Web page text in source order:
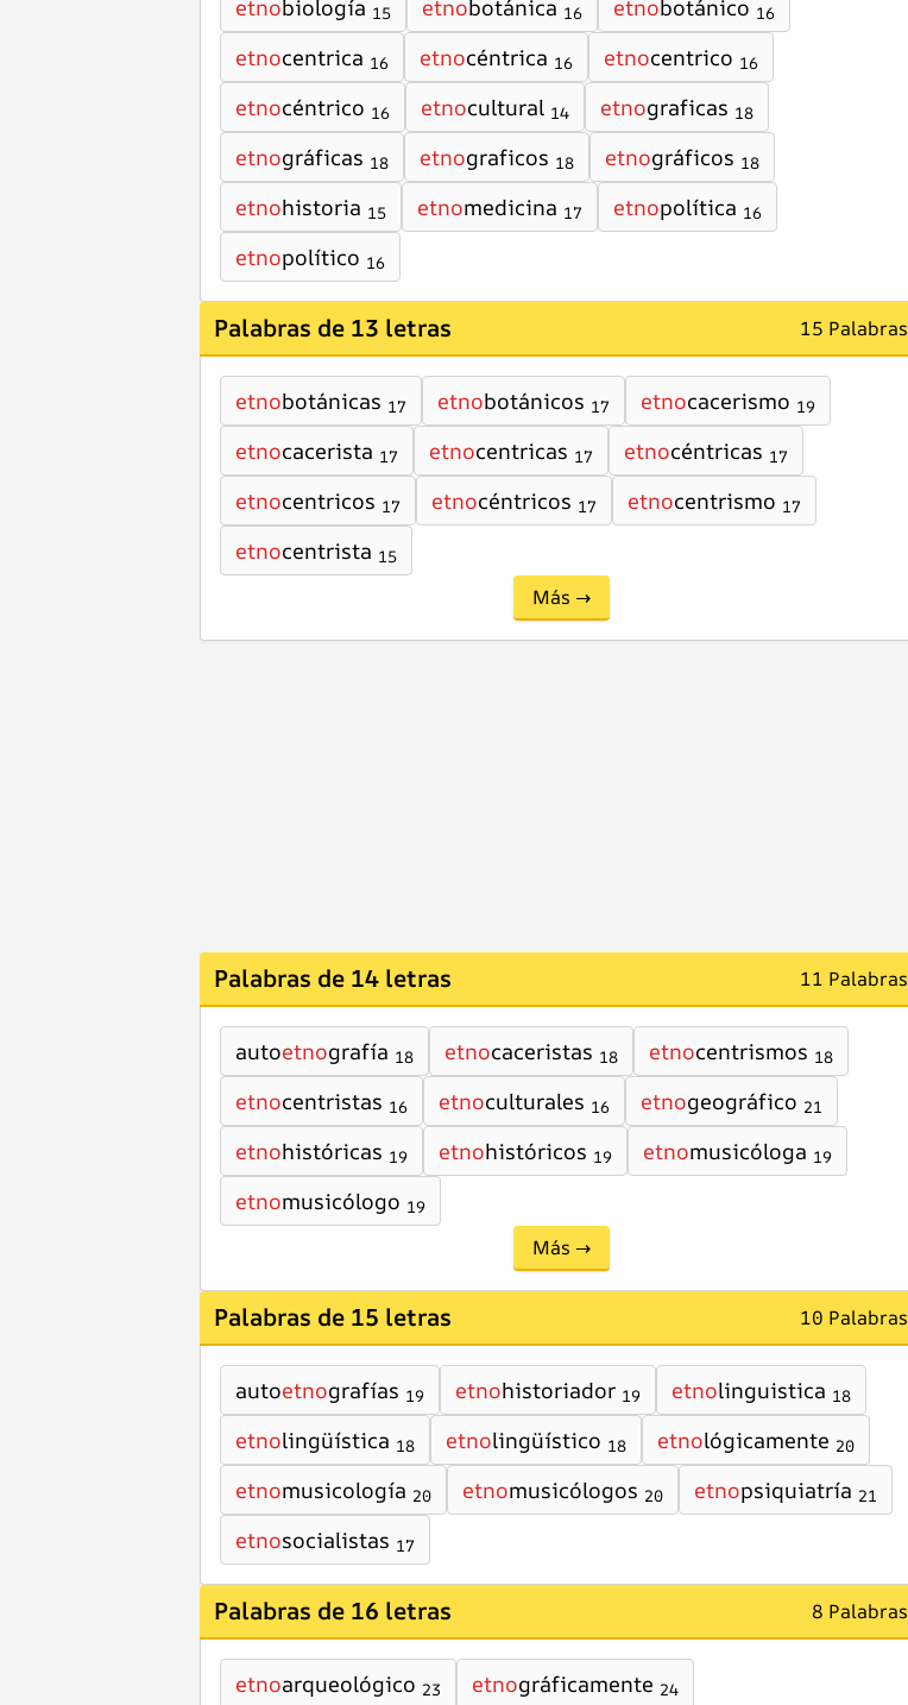
etnobiología 15 etnobotánica 16 etnobotánico 16
etnocentrica 16 etnocéntrica 16 etnocentrico 16
etnocéntrico 16 etnocultural 14 etnograficas 18
etnográficas 18 etnograficos 18 etnográficos 18
etnohistoria 15 etnomedicina 17 etnopolítica 16
etnopolítico 16
Palabras de 13 letras 15 Palabras
etnobotánicas 17 etnobotánicos 17 etnocacerismo 19
etnocacerista 17 etnocentricas 17 etnocéntricas 17
etnocentricos 17 etnocéntricos 17 etnocentrismo 17
etnocentrista 15
Más →
Palabras de 14 letras 11 Palabras
autoetnografía 18 etnocaceristas 18 etnocentrismos 18
etnocentristas 16 etnoculturales 16 etnogeográfico 21
etnohistóricas 19 etnohistóricos 19 etnomusicóloga 19
etnomusicólogo 19
Más →
Palabras de 15 letras 10 Palabras
autoetnografías 19 etnohistoriador 19 etnolinguistica 18
etnolingüística 18 etnolingüístico 18 etnológicamente 20
etnomusicología 20 etnomusicólogos 20 etnopsiquiatría 21
etnosocialistas 17
Palabras de 16 letras 8 Palabras
etnoarqueológico 23 etnográficamente 24